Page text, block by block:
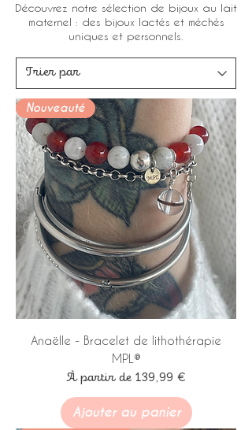
Découvrez notre sélection de bijoux au lait
maternel : des bijoux lactés et méchés
uniques et personnels.
Nouveauté
Anaëlle - Bracelet de lithothérapie
MPL®
À partir de 139,99 €
Prix promotionnel
Ajouter au panier